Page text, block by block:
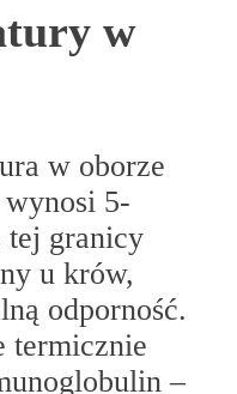
w
w oborze
5-
tej granicy
u krów,
odporność.
termicznie
–